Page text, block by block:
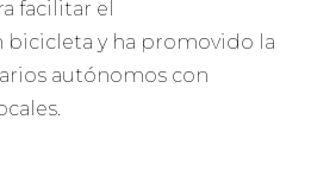
facilitar el
bicicleta y ha promovido la
autónomos con